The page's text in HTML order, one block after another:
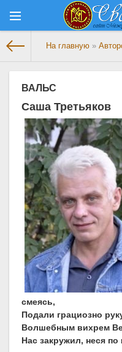
На главную »
ВАЛЬС
Саша Третьяков
смеясь,
Подали грациозно
Волшебным вихрем
Нас закружил, неся по